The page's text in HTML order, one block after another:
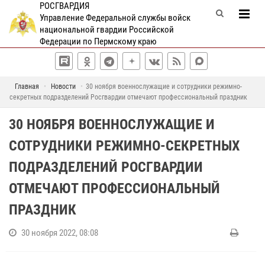
РОСГВАРДИЯ
Управление Федеральной службы войск
национальной гвардии Российской
Федерации по Пермскому краю
Главная Новости
30 ноября военнослужащие и сотрудники режимно-
секретных подразделений Росгвардии отмечают профессиональный праздник
30 НОЯБРЯ ВОЕННОСЛУЖАЩИЕ И
СОТРУДНИКИ РЕЖИМНО-СЕКРЕТНЫХ
ПОДРАЗДЕЛЕНИЙ РОСГВАРДИИ
ОТМЕЧАЮТ ПРОФЕССИОНАЛЬНЫЙ
ПРАЗДНИК
30 ноября 2022, 08:08